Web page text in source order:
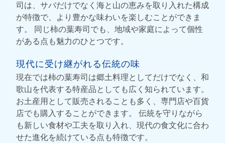
司は、サバだけでなく海と山の恵みを取り入れた構成
が特徴で、より豊かな味わいを楽しむことができま
す。 同じ柿の葉寿司でも、地域や家庭によって個性
がある点も魅力のひとつです。
現代に受け継がれる伝統の味
現在では柿の葉寿司は郷土料理としてだけでなく、和
歌山を代表する特産品としても広く知られています。
お土産用として販売されることも多く、専門店や百貨
店でも購入することができます。 伝統を守りながら
も新しい食材や工夫を取り入れ、現代の食文化に合わ
せた進化を続けている点も特徴です。